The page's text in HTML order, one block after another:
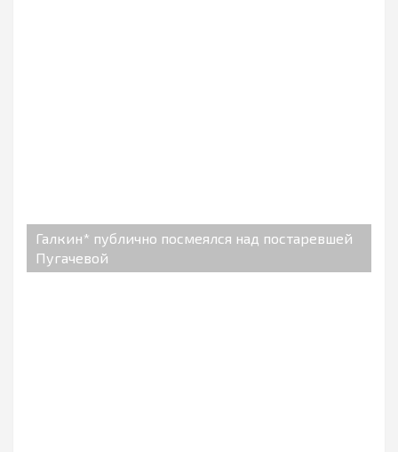
Галкин* публично посмеялся над постаревшей
Пугачевой